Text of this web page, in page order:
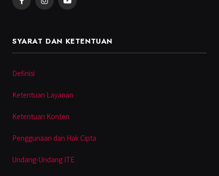
FacebookInstagramYouTube
SYARAT DAN KETENTUAN
Definisi
Ketentuan Layanan
Ketentuan Konten
Penggunaan dan Hak Cipta
Undang-Undang ITE